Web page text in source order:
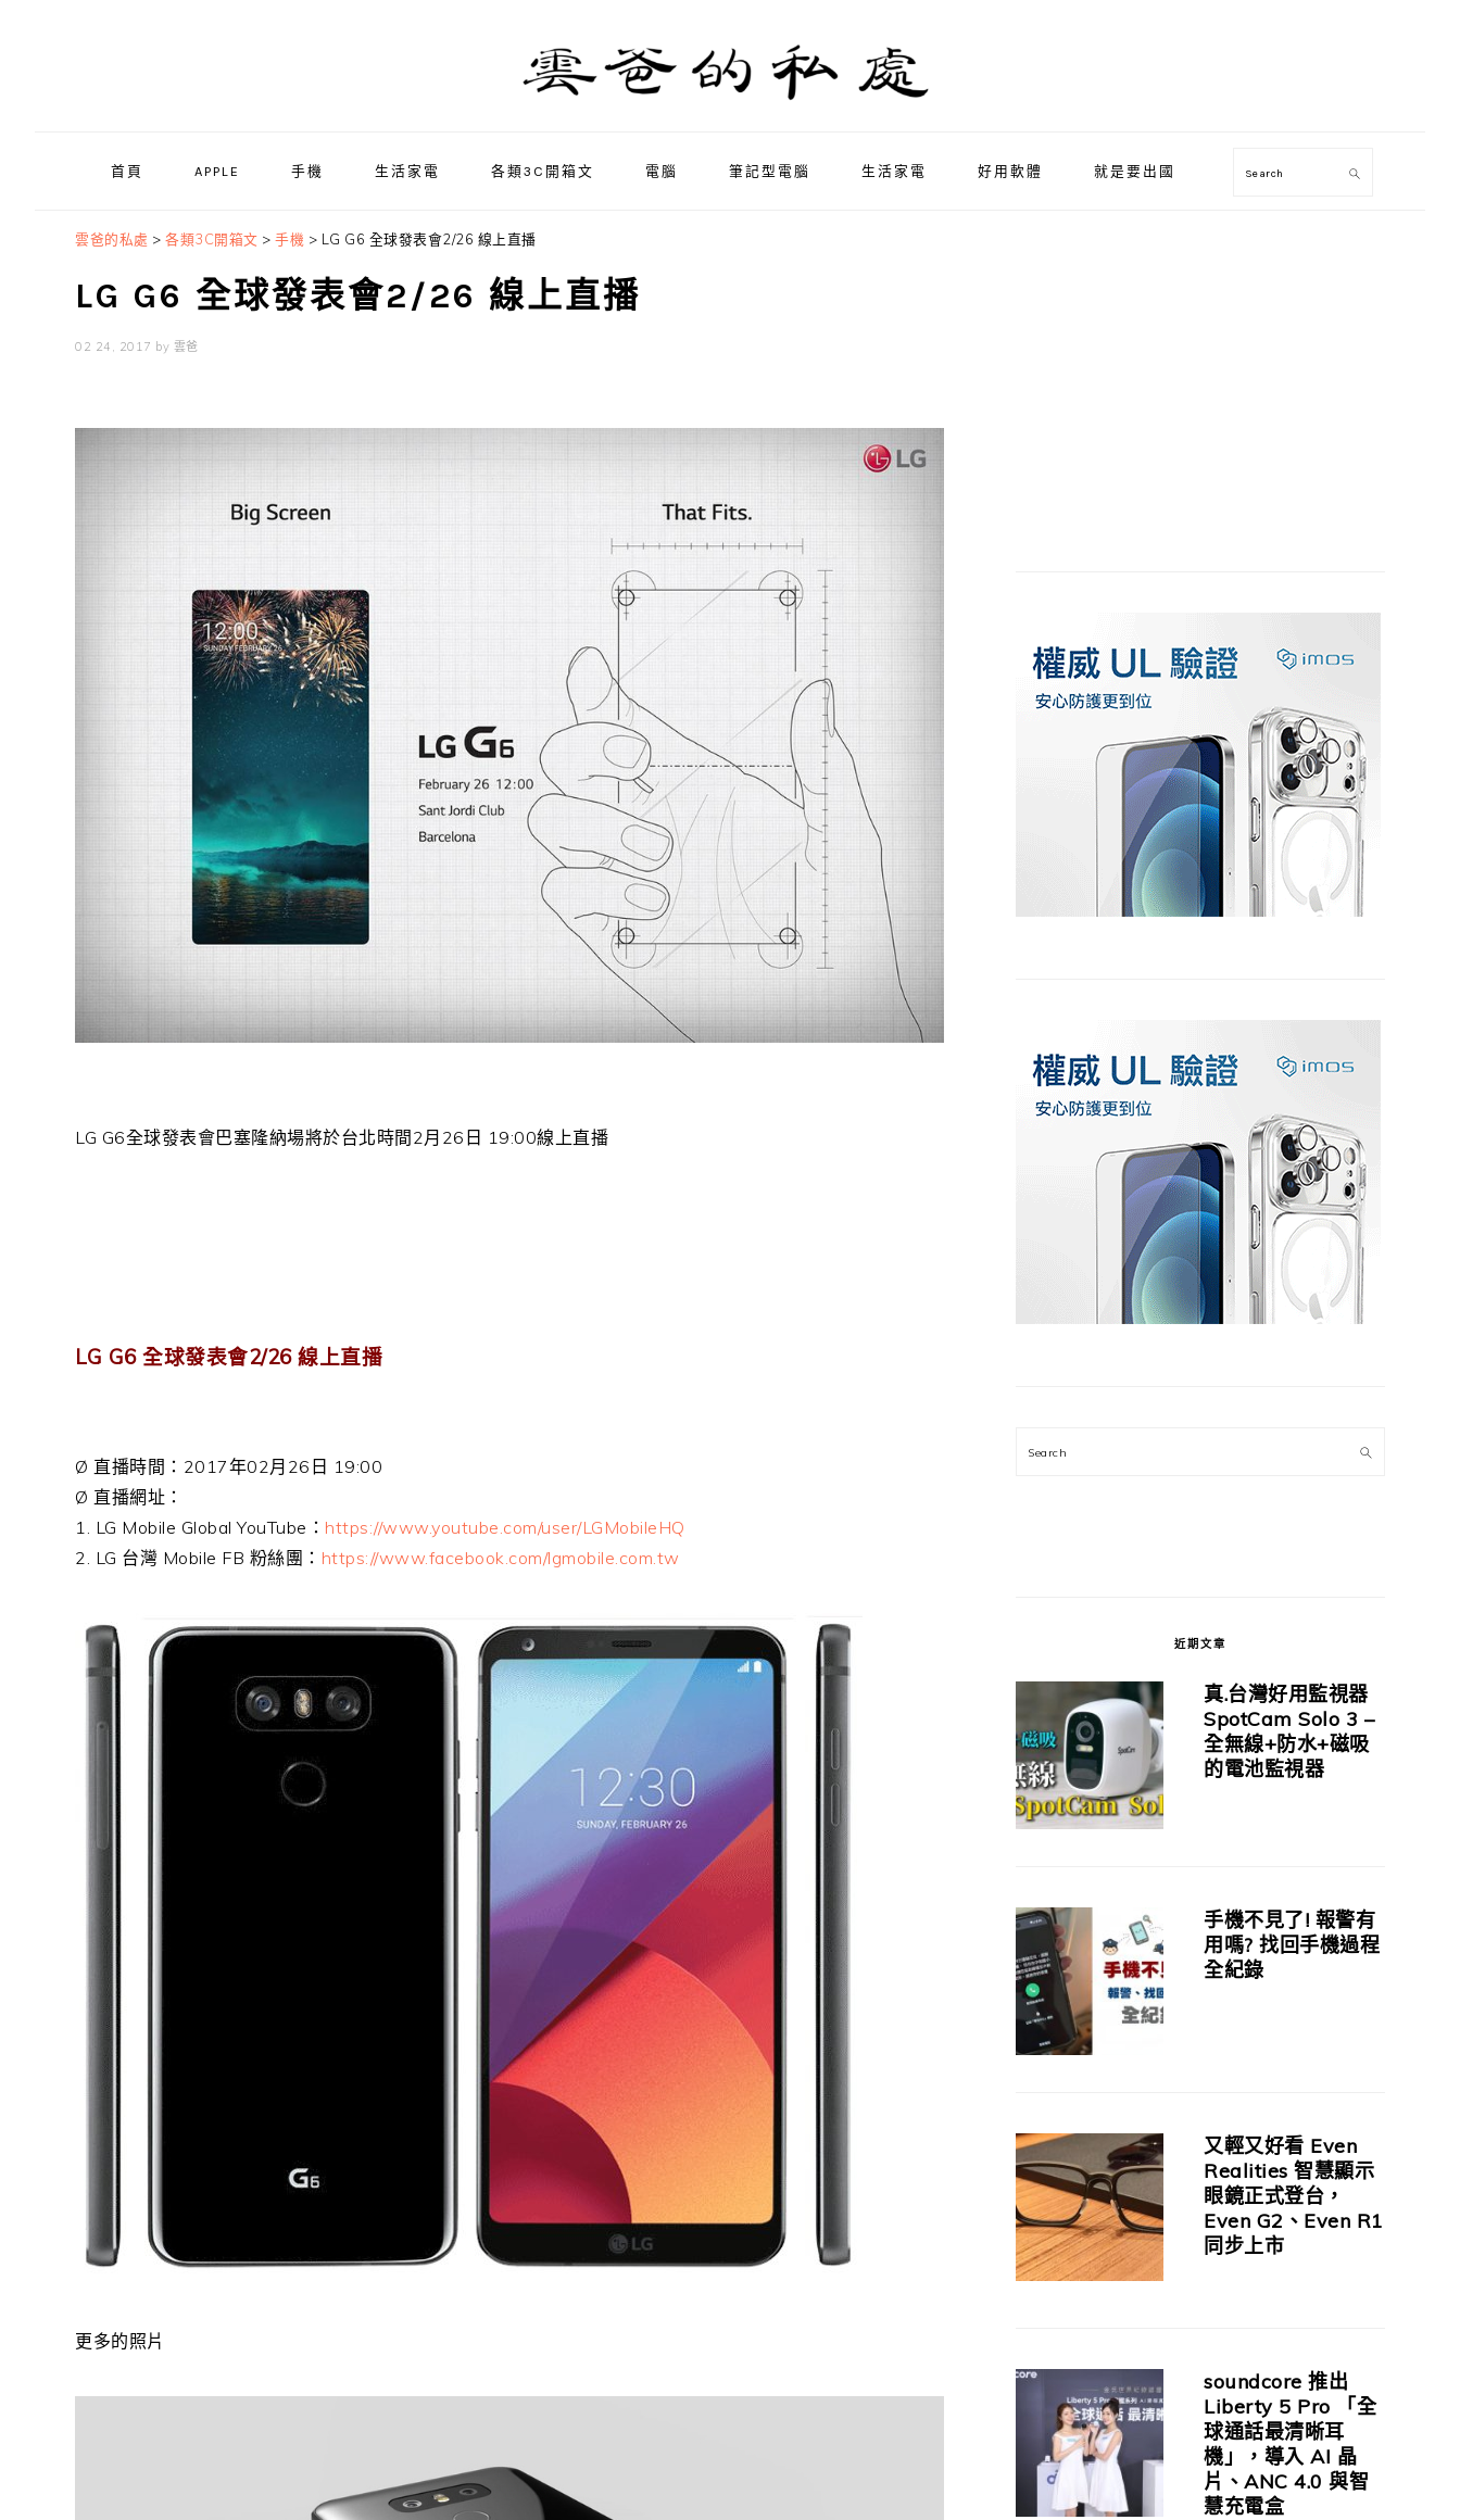
首頁 APPLE 手機 生活家電 各類3C開箱文 電腦 筆記型電腦 生活家電 好用軟體 就是要出國 Search
雲爸的私處 > 各類3C開箱文 > 手機 > LG G6 全球發表會2/26 線上直播
LG G6 全球發表會2/26 線上直播
02 24, 2017 by 雲爸
LG G6全球發表會巴塞隆納場將於台北時間2月26日 19:00線上直播
LG G6 全球發表會2/26 線上直播
Ø 直播時間：2017年02月26日 19:00
Ø 直播網址：
1. LG Mobile Global YouTube： https://www.youtube.com/user/LGMobileHQ
2. LG 台灣 Mobile FB 粉絲團： https://www.facebook.com/lgmobile.com.tw
更多的照片
Search
近期文章
真.台灣好用監視器
SpotCam Solo 3 –
全無線+防水+磁吸
的電池監視器
手機不見了! 報警有
用嗎? 找回手機過程
全紀錄
又輕又好看 Even
Realities 智慧顯示
眼鏡正式登台，
Even G2、Even R1
同步上市
soundcore 推出
Liberty 5 Pro 「全
球通話最清晰耳
機」，導入 AI 晶
片、ANC 4.0 與智
慧充電盒